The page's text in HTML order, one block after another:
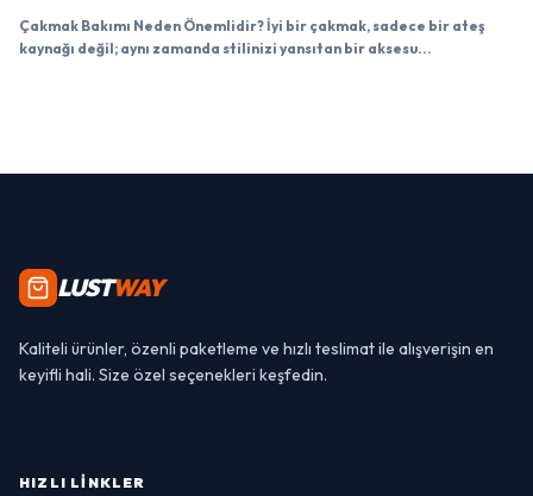
Çakmak Bakımı Neden Önemlidir? İyi bir çakmak, sadece bir ateş
kaynağı değil; aynı zamanda stilinizi yansıtan bir aksesu...
LUSTWAY
Kaliteli ürünler, özenli paketleme ve hızlı teslimat ile alışverişin en
keyifli hali. Size özel seçenekleri keşfedin.
HIZLI LINKLER